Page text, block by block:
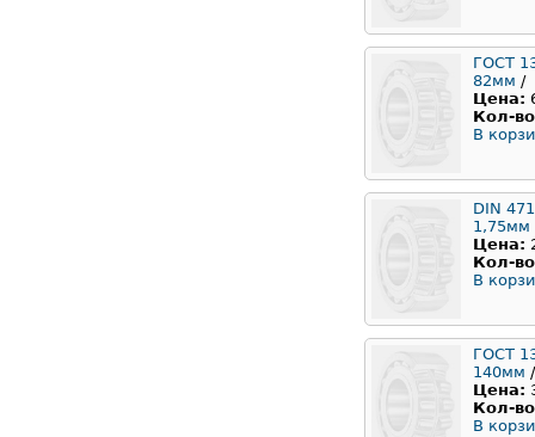
ГОСТ
82мм /
Цена:
Кол-
В
DIN
1,75мм
Цена:
Кол-
В
ГОСТ
140мм /
Цена:
Кол-
В